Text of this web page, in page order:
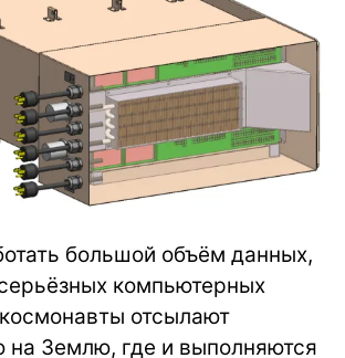
большой объём данных,
компьютерных
отсылают
Землю, где и выполняются